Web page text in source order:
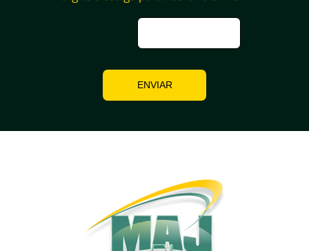
ENVIAR